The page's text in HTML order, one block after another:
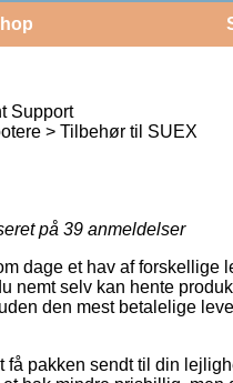
Support
> Tilbehør til SUEX
på 39 anmeldelser
dage et hav af forskellige
nemt selv kan hente
den mest betalelige
pakken sendt til din